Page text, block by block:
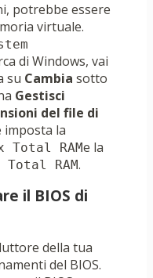
potrebbe essere
virtuale.
di Windows, vai
su Cambia sotto
Gestisci
del file di
imposta la
Total RAMe la
RAM.
il BIOS di
della tua
del BIOS.